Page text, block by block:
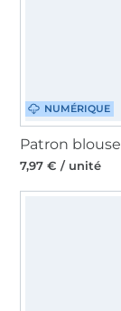
NUMÉRIQUE
7,97 € / unité